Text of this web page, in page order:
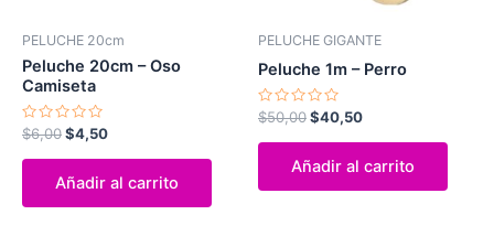
PELUCHE 20cm
Peluche 20cm – Oso
Camiseta
Valorado
con
0
$6,00$4,50
Añadir al carrito
PELUCHE GIGANTE
Peluche 1m – Perro
Valorado
con
0
$50,00$40,50
Añadir al carrito